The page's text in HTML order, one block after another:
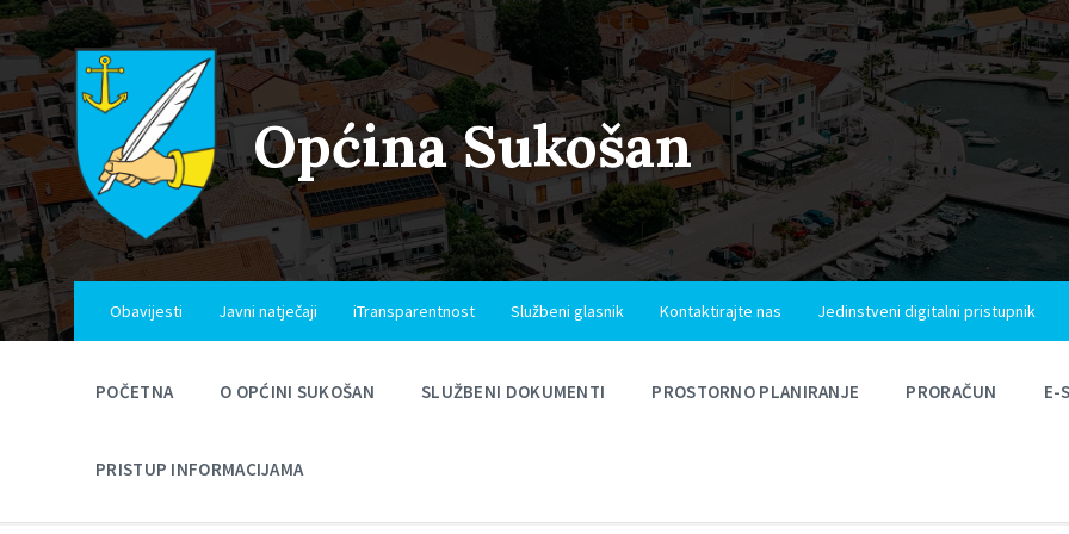
Skip
to
content
Skip
to
main
navigation
Skip
to
footer
Općina Sukošan
Obavijesti Javni natječaji iTransparentnost Službeni glasnik Kontaktirajte nas Jedinstveni digitalni pristupnik
POČETNA O OPĆINI SUKOŠAN SLUŽBENI DOKUMENTI PROSTORNO PLANIRANJE PRORAČUN E-
PRISTUP INFORMACIJAMA